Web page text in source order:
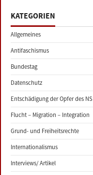
KATEGORIEN
Allgemeines
Antifaschismus
Bundestag
Datenschutz
Entschädigung der Opfer des NS
Flucht – Migration – Integration
Grund- und Freiheitsrechte
Internationalismus
Interviews/ Artikel